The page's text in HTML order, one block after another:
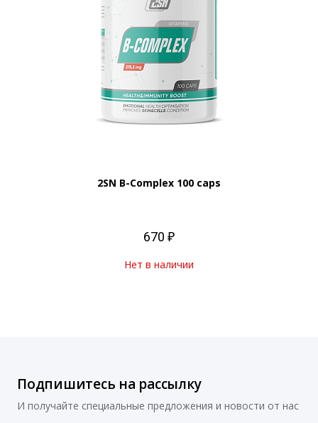
2SN B-Complex 100 caps
670 ₽
Нет в наличии
Подпишитесь на рассылку
И получайте специальные предложения и новости от нас